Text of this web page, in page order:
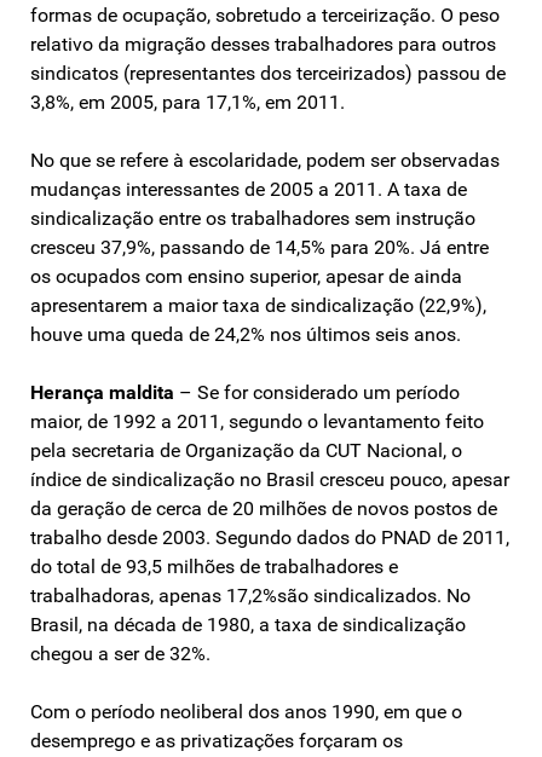
formas de ocupação, sobretudo a terceirização. O peso
relativo da migração desses trabalhadores para outros
sindicatos (representantes dos terceirizados) passou de
3,8%, em 2005, para 17,1%, em 2011.
No que se refere à escolaridade, podem ser observadas
mudanças interessantes de 2005 a 2011. A taxa de
sindicalização entre os trabalhadores sem instrução
cresceu 37,9%, passando de 14,5% para 20%. Já entre
os ocupados com ensino superior, apesar de ainda
apresentarem a maior taxa de sindicalização (22,9%),
houve uma queda de 24,2% nos últimos seis anos.
Herança maldita – Se for considerado um período
maior, de 1992 a 2011, segundo o levantamento feito
pela secretaria de Organização da CUT Nacional, o
índice de sindicalização no Brasil cresceu pouco, apesar
da geração de cerca de 20 milhões de novos postos de
trabalho desde 2003. Segundo dados do PNAD de 2011,
do total de 93,5 milhões de trabalhadores e
trabalhadoras, apenas 17,2%são sindicalizados. No
Brasil, na década de 1980, a taxa de sindicalização
chegou a ser de 32%.
Com o período neoliberal dos anos 1990, em que o
desemprego e as privatizações forçaram os